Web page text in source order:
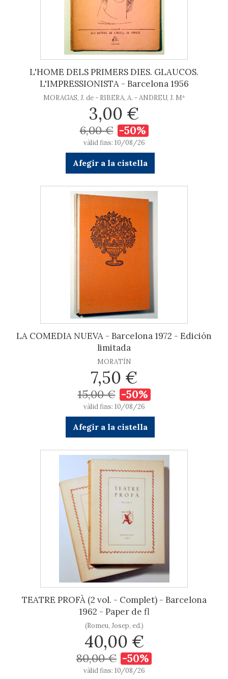
L'HOME DELS PRIMERS DIES. GLAUCOS.
L'IMPRESSIONISTA - Barcelona 1956
MORAGAS, J. de - RIBERA, A. - ANDREU, J. Mª
3,00 €
6,00 € -50%
vàlid fins: 10/08/26
Afegir a la cistella
LA COMEDIA NUEVA - Barcelona 1972 - Edición
limitada
MORATÍN
7,50 €
15,00 € -50%
vàlid fins: 10/08/26
Afegir a la cistella
TEATRE PROFÀ (2 vol. - Complet) - Barcelona
1962 - Paper de fl
(Romeu, Josep, ed.)
40,00 €
80,00 € -50%
vàlid fins: 10/08/26